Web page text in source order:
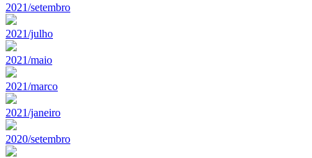
2021/setembro
2021/julho
2021/maio
2021/marco
2021/janeiro
2020/setembro